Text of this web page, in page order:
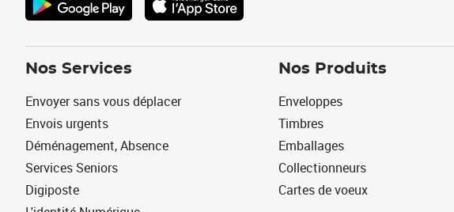
Nos Services
Envoyer sans vous déplacer
Envois urgents
Déménagement, Absence
Services Seniors
Digiposte
Nos Produits
Enveloppes
Timbres
Emballages
Collectionneurs
Cartes de voeux